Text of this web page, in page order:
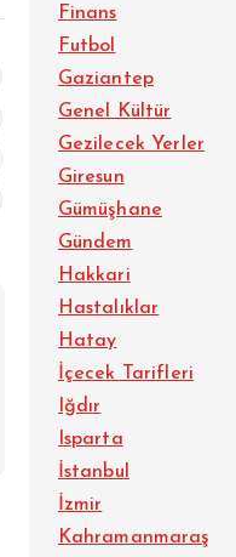
Finans
Futbol
Gaziantep
Genel Kültür
Gezilecek Yerler
Giresun
Gümüşhane
Gündem
Hakkari
Hastalıklar
Hatay
İçecek Tarifleri
Iğdır
Isparta
İstanbul
İzmir
Kahramanmaraş